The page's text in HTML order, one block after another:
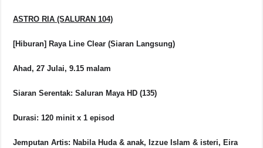
ASTRO RIA (SALURAN 104)
[Hiburan] Raya Line Clear (Siaran Langsung)
Ahad, 27 Julai, 9.15 malam
Siaran Serentak: Saluran Maya HD (135)
Durasi: 120 minit x 1 episod
Jemputan Artis: Nabila Huda & anak, Izzue Islam & isteri, Eira